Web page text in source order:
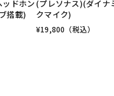
ドホン
搭載)
(プレソナス)(ダイナ
クマイク)
¥19,800 （税込）